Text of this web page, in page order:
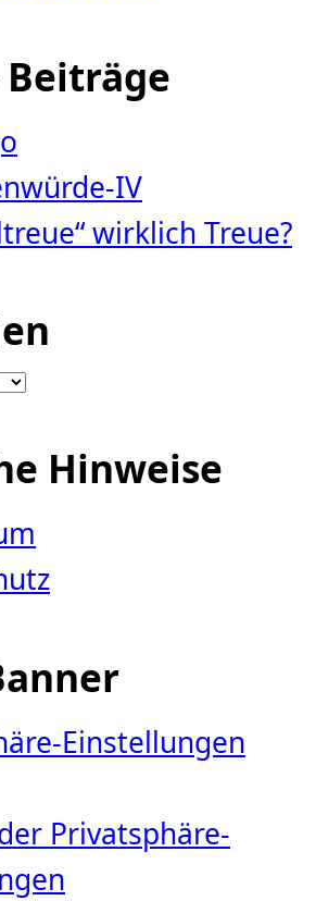
IV
wirklich Treue?
Hinweise
Einstellungen
Privatsphäre-